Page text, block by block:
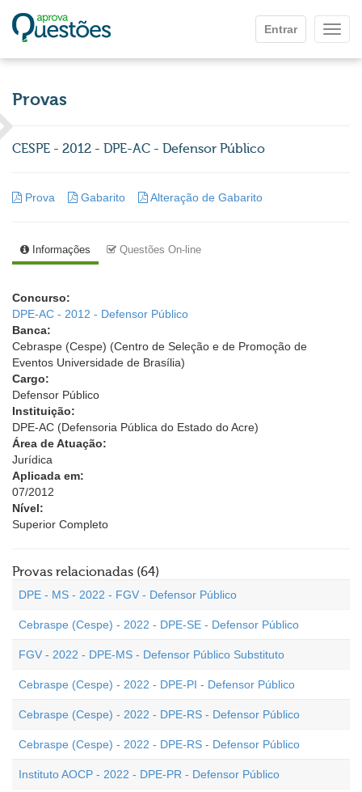
Entrar
Provas
CESPE - 2012 - DPE-AC - Defensor Público
Prova Gabarito Alteração de Gabarito
Informações Questões On-line
Concurso:
DPE-AC - 2012 - Defensor Público
Banca:
Cebraspe (Cespe) (Centro de Seleção e de Promoção de
Eventos Universidade de Brasília)
Cargo:
Defensor Público
Instituição:
DPE-AC (Defensoria Pública do Estado do Acre)
Área de Atuação:
Jurídica
Aplicada em:
07/2012
Nível:
Superior Completo
Provas relacionadas (64)
DPE - MS - 2022 - FGV - Defensor Público
Cebraspe (Cespe) - 2022 - DPE-SE - Defensor Público
FGV - 2022 - DPE-MS - Defensor Público Substituto
Cebraspe (Cespe) - 2022 - DPE-PI - Defensor Público
Cebraspe (Cespe) - 2022 - DPE-RS - Defensor Público
Cebraspe (Cespe) - 2022 - DPE-RS - Defensor Público
Instituto AOCP - 2022 - DPE-PR - Defensor Público